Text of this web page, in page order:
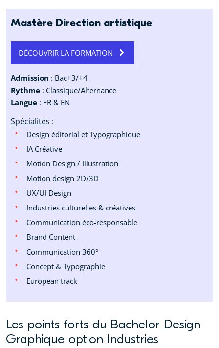
Mastère Direction artistique
DÉCOUVRIR LA FORMATION
Admission : Bac+3/+4
Rythme : Classique/Alternance
Langue : FR & EN
Spécialités :
Design éditorial et Typographique
IA Créative
Motion Design / Illustration
Motion design 2D/3D
UX/UI Design
Industries culturelles & créatives
Communication éco-responsable
Brand Content
Communication 360°
Concept & Typographie
European track
Les points forts du Bachelor Design
Graphique option Industries